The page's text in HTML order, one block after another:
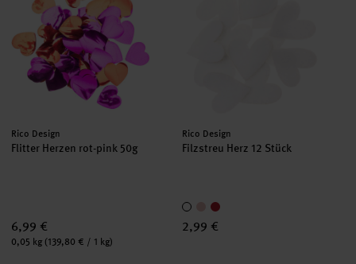
Hersteller:
Rico Design
Flitter Herzen rot-pink 50g
6,99 €
Inhalt:
0,05 kg (139,80 € / 1 kg)
Hersteller:
Rico Design
Filzstreu Herz 12 Stück
2,99 €